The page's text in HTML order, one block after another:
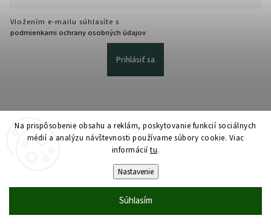
Na prispôsobenie obsahu a reklám, poskytovanie funkcií sociálnych
médií a analýzu návštevnosti používame súbory cookie. Viac
informáciítu.
Nastavenie
Súhlasím
Vložením e-mailu súhlasíte s
podmienkami ochrany osobných údajov
Prihlásiť sa
Upraviť nastavenie cookies